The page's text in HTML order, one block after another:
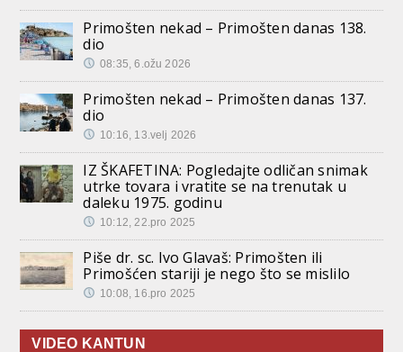
Primošten nekad – Primošten danas 138.
dio
08:35, 6.ožu 2026
Primošten nekad – Primošten danas 137.
dio
10:16, 13.velj 2026
IZ ŠKAFETINA: Pogledajte odličan snimak
utrke tovara i vratite se na trenutak u
daleku 1975. godinu
10:12, 22.pro 2025
Piše dr. sc. Ivo Glavaš: Primošten ili
Primošćen stariji je nego što se mislilo
10:08, 16.pro 2025
VIDEO KANTUN